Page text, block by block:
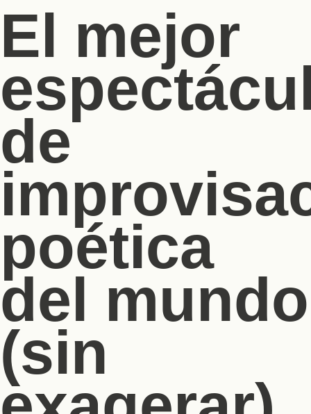
El mejor
de
poética
del mundo
(sin